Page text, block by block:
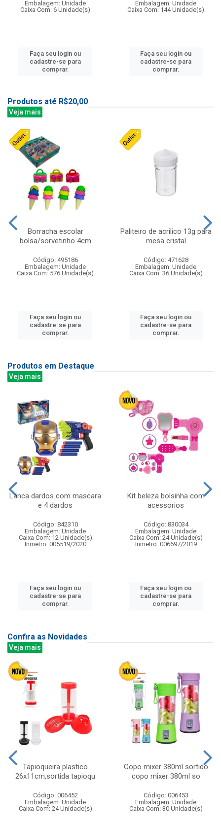
Embalagem: Unidade
Caixa Com: 6 Unidade(s)
Faça seu login ou
cadastre-se para
comprar.
Embalagem: Unidade
Caixa Com: 144 Unidade(s)
Faça seu login ou
cadastre-se para
comprar.
Produtos até R$20,00
Veja mais
Borracha escolar
bolsa/sorvetinho 4cm
Código: 495186
Embalagem: Unidade
Caixa Com: 576 Unidade(s)
Faça seu login ou
cadastre-se para
comprar.
Paliteiro de acrilico 13g para
mesa cristal
Código: 471628
Embalagem: Unidade
Caixa Com: 36 Unidade(s)
Faça seu login ou
cadastre-se para
comprar.
Produtos em Destaque
Veja mais
Lanca dardos com mascara
e 4 dardos
Código: 842310
Embalagem: Unidade
Caixa Com: 12 Unidade(s)
Inmetro: 005519/2020
Faça seu login ou
cadastre-se para
comprar.
Kit beleza bolsinha com
acessorios
Código: 830034
Embalagem: Unidade
Caixa Com: 24 Unidade(s)
Inmetro: 006697/2019
Faça seu login ou
cadastre-se para
comprar.
Confira as Novidades
Veja mais
Tapioqueira plastico
26x11cm,sortida tapioqu
Código: 006452
Embalagem: Unidade
Caixa Com: 24 Unidade(s)
Copo mixer 380ml sortido
copo mixer 380ml so
Código: 006453
Embalagem: Unidade
Caixa Com: 30 Unidade(s)